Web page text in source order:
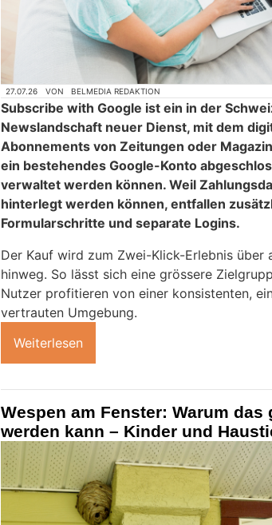
27.07.26 VON BELMEDIA REDAKTION
Subscribe with Google ist ein in der
Newslandschaft neuer Dienst, mit dem
Abonnements von Zeitungen oder
ein bestehendes Google-Konto
verwaltet werden können. Weil
hinterlegt werden können, entfallen
Formularschritte und separate Logins.
Der Kauf wird zum Zwei-Klick-Erlebnis über
hinweg. So lässt sich eine grössere
Nutzer profitieren von einer konsistenten,
vertrauten Umgebung.
Weiterlesen
Wespen am Fenster: Warum das
werden kann – Kinder und